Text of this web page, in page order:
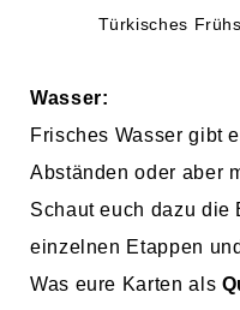
Türkisches
Wasser:
Frisches Wasser gibt
Abständen oder aber
Schaut euch dazu die
einzelnen Etappen
Was eure Karten als